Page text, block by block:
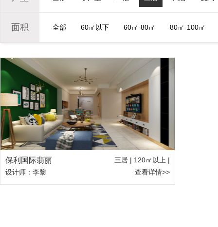
面积 全部 60㎡以下 60㎡-80㎡ 80㎡-100㎡
保利国际翡丽
三居 | 120㎡以上 |
设计师：李黎
查看详情>>